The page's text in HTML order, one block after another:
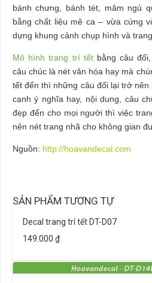
bánh chưng, bánh tét, mâm ngủ
bằng chất liệu mê ca – vừa cứng
dựng khung cảnh chụp hình và
Mô hình trang trí tếtbằng câu đối,
câu chúc là nét văn hóa hay mà
tết đến thì những câu đối lại trở
cạnh ý nghĩa hay, nội dung, câu
đẹp đến cho mọi người thì việc
nên nét trang nhã cho không gian
Nguồn: http://hoavandecal.com
SẢN PHẨM TƯƠNG TỰ
Decal trang trí tết DT-D07
149.000 ₫